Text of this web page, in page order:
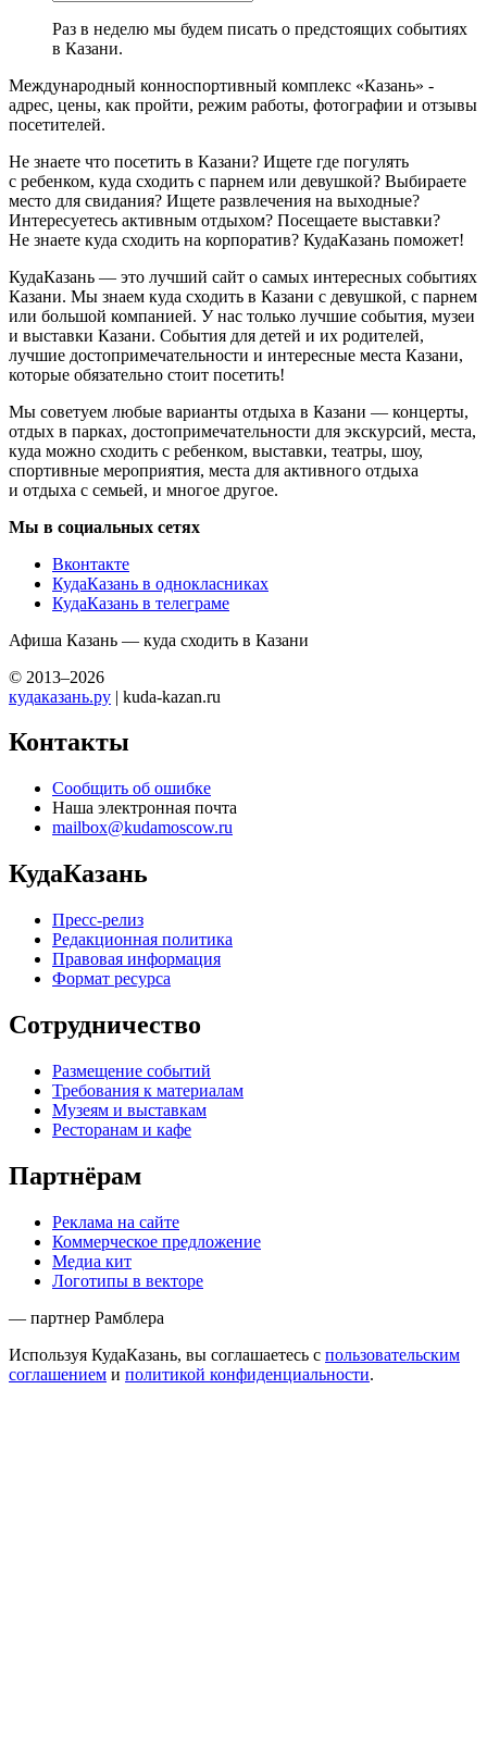
Раз в неделю мы будем писать о предстоящих событиях
в Казани.
Международный конноспортивный комплекс «Казань» -
адрес, цены, как пройти, режим работы, фотографии и отзывы
посетителей.
Не знаете что посетить в Казани? Ищете где погулять
с ребенком, куда сходить с парнем или девушкой? Выбираете
место для свидания? Ищете развлечения на выходные?
Интересуетесь активным отдыхом? Посещаете выставки?
Не знаете куда сходить на корпоратив? КудаКазань поможет!
КудаКазань — это лучший сайт о самых интересных событиях
Казани. Мы знаем куда сходить в Казани с девушкой, с парнем
или большой компанией. У нас только лучшие события, музеи
и выставки Казани. События для детей и их родителей,
лучшие достопримечательности и интересные места Казани,
которые обязательно стоит посетить!
Мы советуем любые варианты отдыха в Казани — концерты,
отдых в парках, достопримечательности для экскурсий, места,
куда можно сходить с ребенком, выставки, театры, шоу,
спортивные мероприятия, места для активного отдыха
и отдыха с семьей, и многое другое.
Мы в социальных сетях
Вконтакте
КудаКазань в однокласниках
КудаКазань в телеграме
Афиша Казань — куда сходить в Казани
© 2013–2026
кудаказань.ру | kuda-kazan.ru
Контакты
Сообщить об ошибке
Наша электронная почта
mailbox@kudamoscow.ru
КудаКазань
Пресс-релиз
Редакционная политика
Правовая информация
Формат ресурса
Сотрудничество
Размещение событий
Требования к материалам
Музеям и выставкам
Ресторанам и кафе
Партнёрам
Реклама на сайте
Коммерческое предложение
Медиа кит
Логотипы в векторе
— партнер Рамблера
Используя КудаКазань, вы соглашаетесь с пользовательским
соглашением и политикой конфиденциальности.